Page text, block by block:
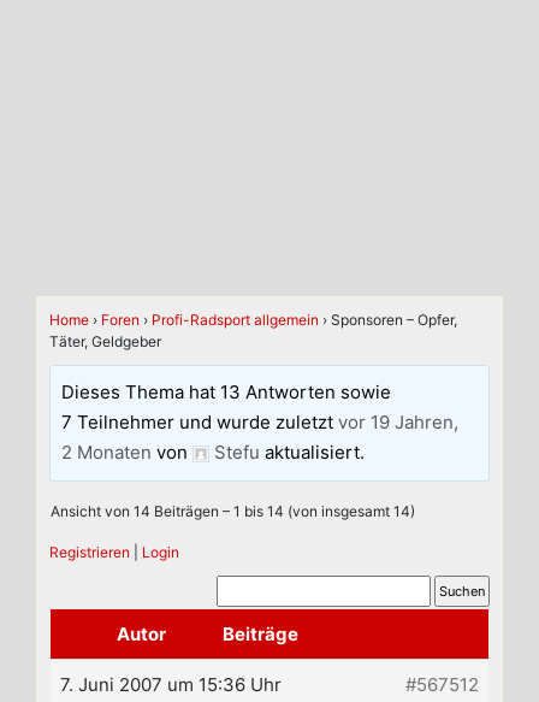
Home › Foren › Profi-Radsport allgemein › Sponsoren – Opfer,
Täter, Geldgeber
Dieses Thema hat 13 Antworten sowie
7 Teilnehmer und wurde zuletztvor 19 Jahren,
2 Monaten von Stefu aktualisiert.
Ansicht von 14 Beiträgen – 1 bis 14 (von insgesamt 14)
Registrieren Login
Autor Beiträge
7. Juni 2007 um 15:36 Uhr #567512